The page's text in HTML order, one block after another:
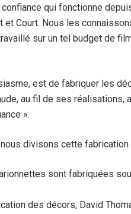
qui fonctionne
Court. Nous les
sur un tel budget de
est de fabriquer les
au fil de ses réalisations,
».
divisons cette fabrication
sont fabriquées
des décors, David